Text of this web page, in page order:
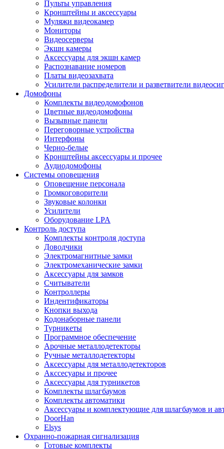
Пульты управления
Кронштейны и аксессуары
Муляжи видеокамер
Мониторы
Видеосерверы
Экшн камеры
Аксессуары для экшн камер
Распознавание номеров
Платы видеозахвата
Усилители распределители и разветвители
Домофоны
Комплекты видеодомофонов
Цветные видеодомофоны
Вызывные панели
Переговорные устройства
Интерфоны
Черно-белые
Кронштейны аксессуары и прочее
Аудиодомофоны
Системы оповещения
Оповещение персонала
Громкоговорители
Звуковые колонки
Усилители
Оборудование LPA
Контроль доступа
Комплекты контроля доступа
Доводчики
Электромагнитные замки
Электромеханические замки
Аксессуары для замков
Считыватели
Контроллеры
Индентификаторы
Кнопки выхода
Кодонаборные панели
Турникеты
Программное обеспечение
Арочные металлодетекторы
Ручные металлодетекторы
Аксессуары для металлодетекторов
Акссесуары и прочее
Аксессуары для турникетов
Комплекты шлагбаумов
Комплекты автоматики
Аксессуары и комплектующие для шлагбаумов и
DoorHan
Elsys
Охранно-пожарная сигнализация
Готовые комплекты